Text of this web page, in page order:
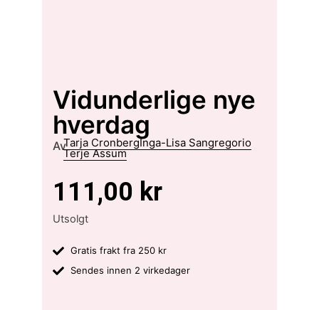
Vidunderlige nye
hverdag
AvTarja CronbergInga-Lisa Sangregorio
Terje Assum
111,00 kr
Utsolgt
Gratis frakt fra 250 kr
Sendes innen 2 virkedager